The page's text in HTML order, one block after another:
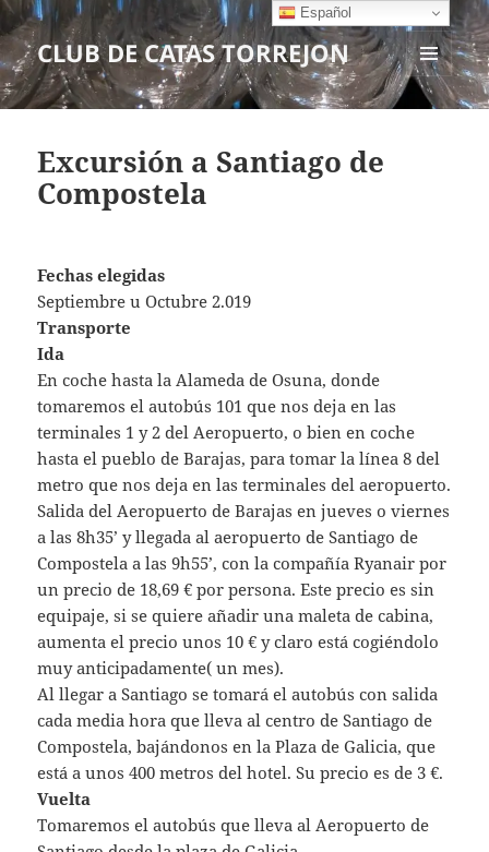
CLUB DE CATAS TORREJON
MENÚ
Y
Excursión a Santiago de
Compostela
Fechas elegidas
Septiembre u Octubre 2.019
Transporte
Ida
En coche hasta la Alameda de Osuna, donde
tomaremos el autobús 101 que nos deja en las
terminales 1 y 2 del Aeropuerto, o bien en coche
hasta el pueblo de Barajas, para tomar la línea 8 del
metro que nos deja en las terminales del aeropuerto.
Salida del Aeropuerto de Barajas en jueves o viernes
a las 8h35’ y llegada al aeropuerto de Santiago de
Compostela a las 9h55’, con la compañía Ryanair por
un precio de 18,69 € por persona. Este precio es sin
equipaje, si se quiere añadir una maleta de cabina,
aumenta el precio unos 10 € y claro está cogiéndolo
muy anticipadamente( un mes).
Al llegar a Santiago se tomará el autobús con salida
cada media hora que lleva al centro de Santiago de
Compostela, bajándonos en la Plaza de Galicia, que
está a unos 400 metros del hotel. Su precio es de 3 €.
Vuelta
Tomaremos el autobús que lleva al Aeropuerto de
Español